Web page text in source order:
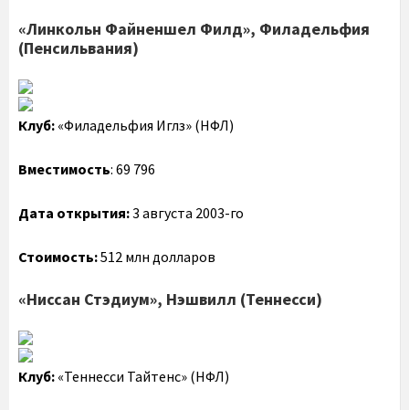
«Линкольн Файненшел Филд», Филадельфия
(Пенсильвания)
Клуб: «Филадельфия Иглз» (НФЛ)
Вместимость: 69 796
Дата открытия:3 августа 2003-го
Стоимость:512 млн долларов
«Ниссан Стэдиум», Нэшвилл (Теннесси)
Клуб: «Теннесси Тайтенс» (НФЛ)